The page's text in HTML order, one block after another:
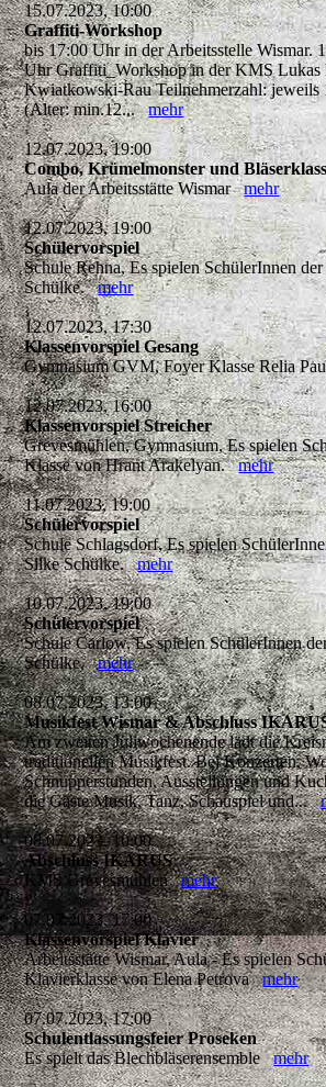
15.07.2023, 10:00
Graffiti-Workshop
bis 17:00 Uhr in der Arbeitsstelle Wismar.
Uhr Graffiti_Workshop in der KMS Lukas
Kwiatkowski-Rau Teilnehmerzahl: jeweils
(Alter: min.12...mehr
12.07.2023, 19:00
Combo, Krümelmonster und
Aula der Arbeitsstätte Wismarmehr
12.07.2023, 19:00
Schülervorspiel
Schule Rehna, Es spielen SchülerInnen
Schülke.mehr
12.07.2023, 17:30
Klassenvorspiel Gesang
Gymnasium GVM, Foyer Klasse Relia
12.07.2023, 16:00
Klassenvorspiel Streicher
Grevesmühlen, Gymnasium, Es spielen
Klasse von Hrant Arakelyan.mehr
11.07.2023, 19:00
Schülervorspiel
Schule Schlagsdorf, Es spielen
Silke Schülke.mehr
10.07.2023, 19:00
Schülervorspiel
Schule Carlow, Es spielen SchülerInnen
Schülke.mehr
08.07.2023, 13:00
Musikfest Wismar & Abschluss
Am zweiten Juliwochenende lädt die
traditionellen Musikfest. Bei Konzerten,
Schnupperstunden, Ausstellungen und
die Gäste Musik, Tanz, Schauspiel und...
08.07.2023, 10:00
Abschluss IKARUS
KMS Grevesmühlenmehr
07.07.2023, 17:00
Klassenvorspiel Klavier
Arbeitsstätte Wismar, Aula - Es spielen
Klavierklasse von Elena Petrovamehr
07.07.2023, 17:00
Schulentlassungsfeier Proseken
Es spielt das Blechbläserensemblemehr